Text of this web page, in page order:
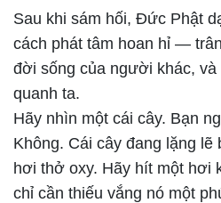
Sau khi sám hối, Đức Phật
cách phát tâm hoan hỉ —
đời sống của người khác,
quanh ta.
Hãy nhìn một cái cây. Bạn
Không. Cái cây đang lặng lẽ
hơi thở oxy. Hãy hít một hơi
chỉ cần thiếu vắng nó một